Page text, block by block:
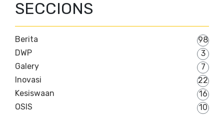
SECCIONS
Berita
98
DWP
3
Galery
7
Inovasi
22
Kesiswaan
16
OSIS
10